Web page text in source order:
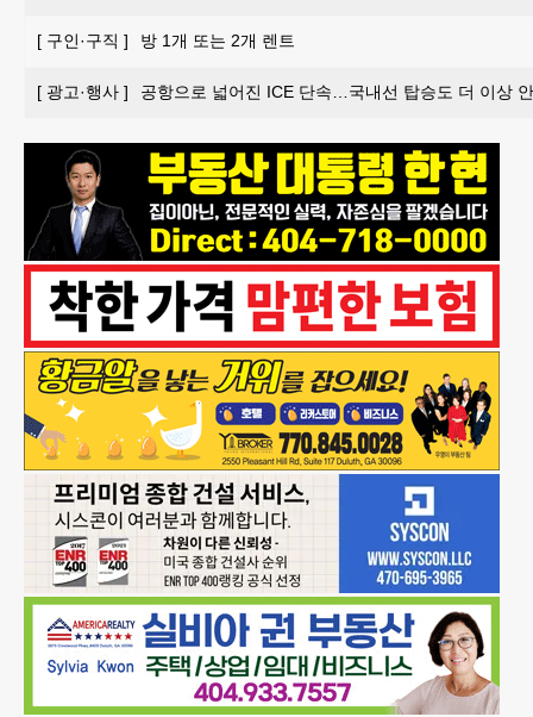
[ 구인·구직 ] 방 1개 또는 2개 렌트
[ 광고·행사 ] 공항으로 넓어진 ICE 단속…국내선 탑승도 더 이상